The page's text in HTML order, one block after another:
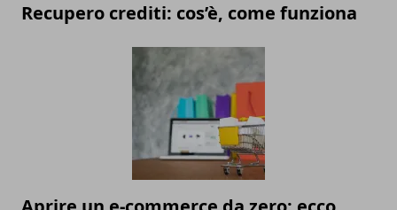
Recupero crediti: cos’è, come funziona